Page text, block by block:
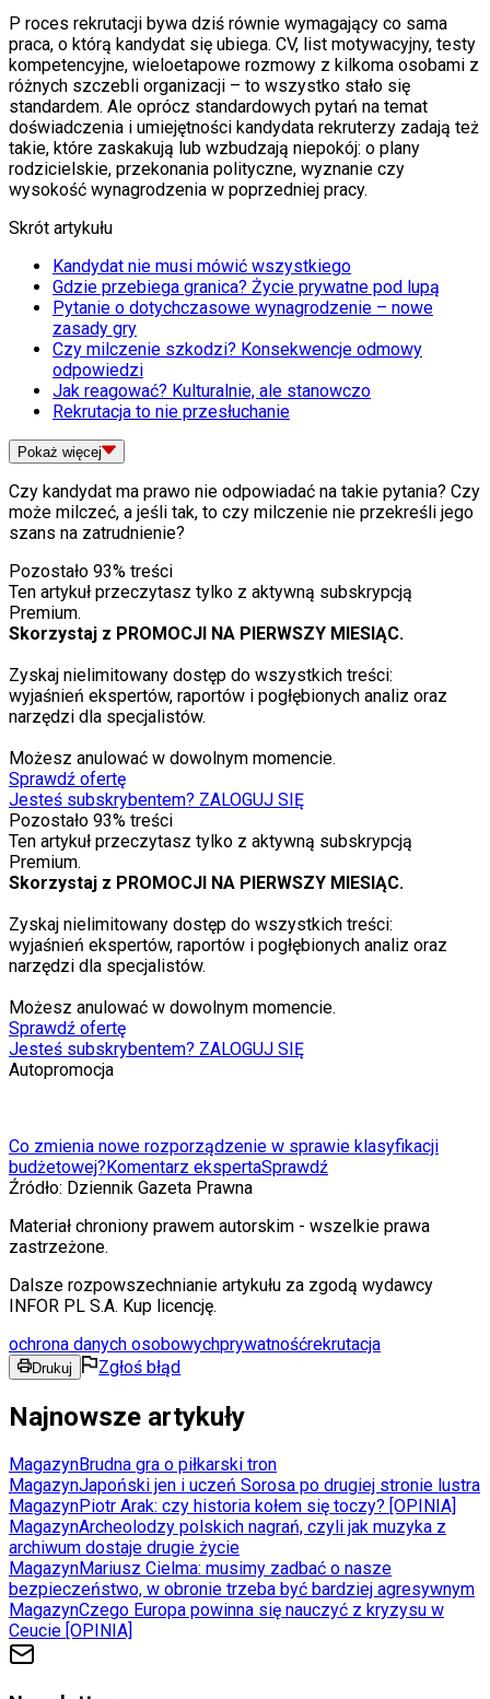
P roces rekrutacji bywa dziś równie wymagający co sama
praca, o którą kandydat się ubiega. CV, list motywacyjny, testy
kompetencyjne, wieloetapowe rozmowy z kilkoma osobami z
różnych szczebli organizacji – to wszystko stało się
standardem. Ale oprócz standardowych pytań na temat
doświadczenia i umiejętności kandydata rekruterzy zadają też
takie, które zaskakują lub wzbudzają niepokój: o plany
rodzicielskie, przekonania polityczne, wyznanie czy
wysokość wynagrodzenia w poprzedniej pracy.
Skrót artykułu
Kandydat nie musi mówić wszystkiego
Gdzie przebiega granica? Życie prywatne pod lupą
Pytanie o dotychczasowe wynagrodzenie – nowe
zasady gry
Czy milczenie szkodzi? Konsekwencje odmowy
odpowiedzi
Jak reagować? Kulturalnie, ale stanowczo
Rekrutacja to nie przesłuchanie
Pokaż więcej
Czy kandydat ma prawo nie odpowiadać na takie pytania? Czy
może milczeć, a jeśli tak, to czy milczenie nie przekreśli jego
szans na zatrudnienie?
Pozostało 93% treści
Ten artykuł przeczytasz tylko z aktywną subskrypcją
Premium.
Skorzystaj z PROMOCJI NA PIERWSZY MIESIĄC.
Zyskaj nielimitowany dostęp do wszystkich treści:
wyjaśnień ekspertów, raportów i pogłębionych analiz oraz
narzędzi dla specjalistów.
Możesz anulować w dowolnym momencie.
Sprawdź ofertę
Jesteś subskrybentem? ZALOGUJ SIĘ
Pozostało 93% treści
Ten artykuł przeczytasz tylko z aktywną subskrypcją
Premium.
Skorzystaj z PROMOCJI NA PIERWSZY MIESIĄC.
Zyskaj nielimitowany dostęp do wszystkich treści:
wyjaśnień ekspertów, raportów i pogłębionych analiz oraz
narzędzi dla specjalistów.
Możesz anulować w dowolnym momencie.
Sprawdź ofertę
Jesteś subskrybentem? ZALOGUJ SIĘ
Autopromocja
Co zmienia nowe rozporządzenie w sprawie klasyfikacji
budżetowej? Komentarz ekspertaSprawdź
Źródło: Dziennik Gazeta Prawna
Materiał chroniony prawem autorskim - wszelkie prawa
zastrzeżone.
Dalsze rozpowszechnianie artykułu za zgodą wydawcy
INFOR PL S.A. Kup licencję.
ochrona danych osobowychprywatnośćrekrutacja
Drukuj Zgłoś błąd
Najnowsze artykuły
MagazynBrudna gra o piłkarski tron
MagazynJapoński jen i uczeń Sorosa po drugiej stronie lustra
MagazynPiotr Arak: czy historia kołem się toczy? [OPINIA]
MagazynArcheolodzy polskich nagrań, czyli jak muzyka z
archiwum dostaje drugie życie
MagazynMariusz Cielma: musimy zadbać o nasze
bezpieczeństwo, w obronie trzeba być bardziej agresywnym
MagazynCzego Europa powinna się nauczyć z kryzysu w
Ceucie [OPINIA]